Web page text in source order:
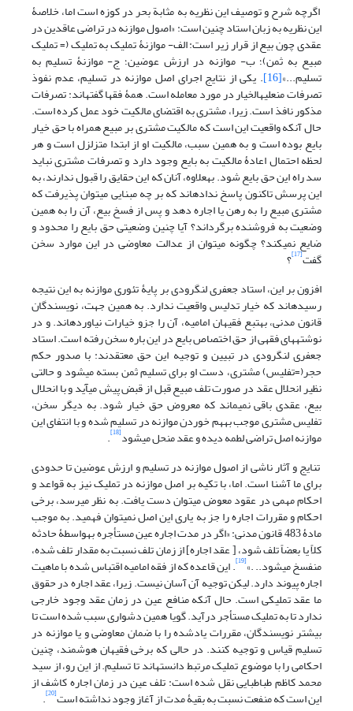
اگرچه شرح و توصیف این نظریه به مثابة بحر در کوزه است اما، خلاصۀ
این نظریه به زبان استاد چنین است: «اصول موازنه در تراضی عاقدین در
عقدی چون بیع از قرار زیر است: الف- موازنۀ تملیک به تملیک (= تملیک
مبیع به ثمن)؛ ب- موازنه در ارزش عوضین؛ ج- موازنۀ تسلیم به
تسلیم...»[16] . یکی از نتایج اجرای اصل موازنه در تسلیم، عدم نفوذ
تصرفات من‏علیه‏الخیار در مورد معامله است. همۀ فقها گفته‏اند: تصرفات
مذکور نافذ است. زیرا، مشتری به اقتضای مالکیت خود عمل کرده است.
حال آنکه واقعیت این است که مالکیت مشتری بر مبیع همراه با حق خیار
بایع بوده است و به همین سبب، مالکیت او از ابتدا متزلزل است و هر
لحظه احتمال اعادۀ مالکیت به بایع وجود دارد و تصرفات مشتری نباید
سد راه این حق بایع شود. به‏علاوه، آنان که این حقایق را قبول ندارند، به
این پرسش‏ تاکنون پاسخ نداده‏اند که بر چه مبنایی می‏توان پذیرفت که
مشتری مبیع را به رهن یا اجاره دهد و پس از فسخ بیع، آن را به همین
وضعیت به فروشنده برگرداند؟ آیا چنین وضعیتی حق بایع را محدود و
ضایع نمی‏کند؟ چگونه می‏توان از عدالت معاوضی در این موارد سخن
گفت[17]
؟
افزون بر این، استاد جعفری لنگرودی بر پایۀ تئوری موازنه به این نتیجه
رسیده‏اند که خیار تدلیس واقعیت ندارد. به همین جهت، نویسندگان
قانون مدنی، به‏تبع فقیهان امامیه، آن را جزو خیارات نیاورده‏اند. و در
نوشته‏های فقهی از حق اختصاص بایع در این باره سخن رفته است. استاد
جعفری لنگرودی در تبیین و توجیه این حق معتقدند: با صدور حکم
حجر(=تفلیس) مشتری، دست او برای تسلیم ثمن بسته می‏شود و حالتی
نظیر انحلال عقد در صورت تلف مبیع قبل از قبض پیش می‏آید و با انحلال
بیع، عقدی باقی نمی‏ماند که معروض حق خیار شود. به دیگر سخن،
تفلیس مشتری موجب به‏هم خوردن موازنه در تسلیم شده و با انتفای این
موازنه اصل تراضی لطمه دیده و عقد منحل می‏شود[18]
.
تنایج و آثار ناشی از اصول موازنه در تسلیم و ارزش عوضین تا حدودی
برای ما آشنا است. اما، با تکیه بر اصل موازنه در تملیک نیز به قواعد و
احکام مهمی در عقود معوض می‏توان دست یافت. به نظر می‏رسد، برخی
احکام و مقررات اجاره را جز به یاری این اصل نمی‏توان فهمید. به موجب
مادۀ 483 قانون مدنی: «اگر در مدت اجاره عین مستأجره به‏واسطۀ حادثه
کلاً یا بعضاً تلف شود، [ عقد اجاره] از زمان تلف نسبت به مقدار تلف شده،
منفسخ می‏شود.. .»[19] . این قاعده که از فقه امامیه اقتباس شده با ماهیت
اجاره پیوند دارد. لیکن توجیه آن آسان نیست. زیرا، عقد اجاره در حقوق
ما عقد تملیکی است. حال آنکه منافع عین در زمان عقد وجود خارجی
ندارد تا به تملیک مستأجر درآید. گویا همین دشواری سبب شده است تا
بیش‏تر نویسندگان، مقررات یاد‏شده را با ضمان معاوضی و یا موازنه در
تسلیم قیاس و توجیه کنند. در حالی که برخی فقیهان هوشمند، چنین
احکامی را با موضوع تملیک مرتبط دانسته‏اند تا تسلیم. از این رو، از سید
محمد کاظم طباطبایی نقل شده است: تلف عین در زمان اجاره کاشف از
این است که منفعت نسبت به بقیۀ مدت از آغاز وجود نداشته است[20]
.